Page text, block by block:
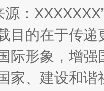
源：
目的在于传
际形象，增
家、建设和